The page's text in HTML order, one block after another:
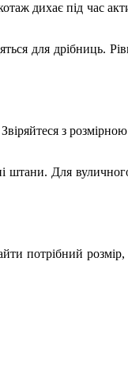
дихає під час
для дрібниць.
з
штани. Для
потрібний